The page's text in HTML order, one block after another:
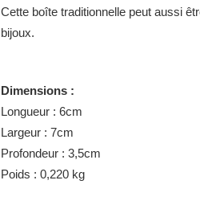
Cette boîte traditionnelle peut aussi
bijoux.
Dimensions :
Longueur : 6cm
Largeur : 7cm
Profondeur : 3,5cm
Poids : 0,220 kg